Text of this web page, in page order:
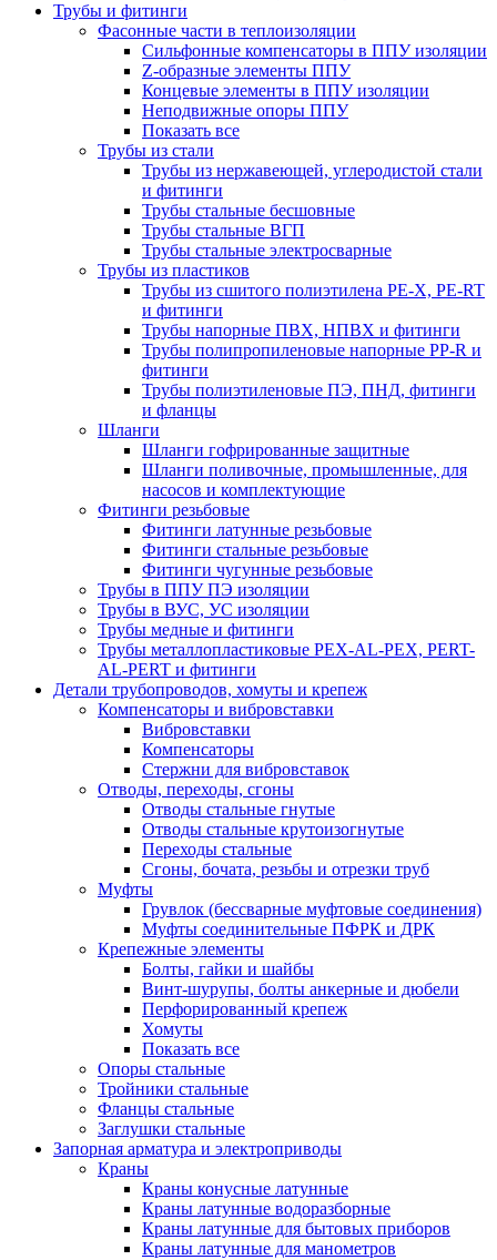
Трубы и фитинги
Фасонные части в теплоизоляции
Cильфонные компенсаторы в ППУ изоляции
Z-образные элементы ППУ
Концевые элементы в ППУ изоляции
Неподвижные опоры ППУ
Показать все
Трубы из стали
Трубы из нержавеющей, углеродистой стали
и фитинги
Трубы стальные бесшовные
Трубы стальные ВГП
Трубы стальные электросварные
Трубы из пластиков
Трубы из сшитого полиэтилена PE-X, PE-RT
и фитинги
Трубы напорные ПВХ, НПВХ и фитинги
Трубы полипропиленовые напорные PP-R и
фитинги
Трубы полиэтиленовые ПЭ, ПНД, фитинги
и фланцы
Шланги
Шланги гофрированные защитные
Шланги поливочные, промышленные, для
насосов и комплектующие
Фитинги резьбовые
Фитинги латунные резьбовые
Фитинги стальные резьбовые
Фитинги чугунные резьбовые
Трубы в ППУ ПЭ изоляции
Трубы в ВУС, УС изоляции
Трубы медные и фитинги
Трубы металлопластиковые PEX-AL-PEX, PERT-
AL-PERT и фитинги
Детали трубопроводов, хомуты и крепеж
Компенсаторы и вибровставки
Вибровставки
Компенсаторы
Стержни для вибровставок
Отводы, переходы, сгоны
Отводы стальные гнутые
Отводы стальные крутоизогнутые
Переходы стальные
Сгоны, бочата, резьбы и отрезки труб
Муфты
Грувлок (бессварные муфтовые соединения)
Муфты соединительные ПФРК и ДРК
Крепежные элементы
Болты, гайки и шайбы
Винт-шурупы, болты анкерные и дюбели
Перфорированный крепеж
Хомуты
Показать все
Опоры стальные
Тройники стальные
Фланцы стальные
Заглушки стальные
Запорная арматура и электроприводы
Краны
Краны конусные латунные
Краны латунные водоразборные
Краны латунные для бытовых приборов
Краны латунные для манометров